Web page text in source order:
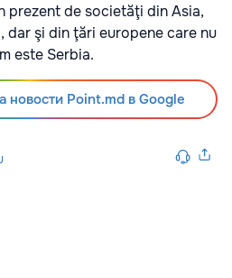
prezent de societăţi din Asia,
dar şi din ţări europene care nu
este Serbia.
новости Point.md в Google